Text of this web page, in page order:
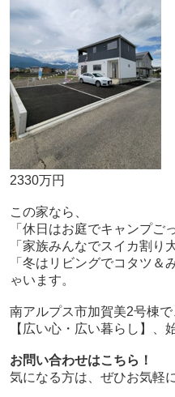
2330万円
この家なら、
「休日はお庭でキャンプご
「家族みんなでスイカ割り
「冬はリビングでコタツ＆
ゃいます。
南アルプス市加賀美2号棟で
【広い心・広い暮らし】、
お問い合わせはこちら！
気になる方は、ぜひお気軽